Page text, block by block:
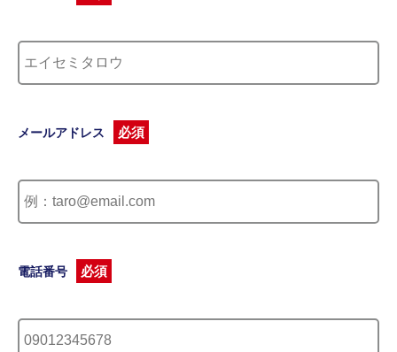
メールアドレス 必須
電話番号 必須